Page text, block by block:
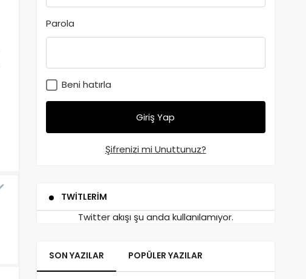
Parola
Beni hatırla
Şifrenizi mi Unuttunuz?
TWITLERIM
Twitter akışı şu anda kullanılamıyor.
SON YAZILAR POPÜLER YAZILAR